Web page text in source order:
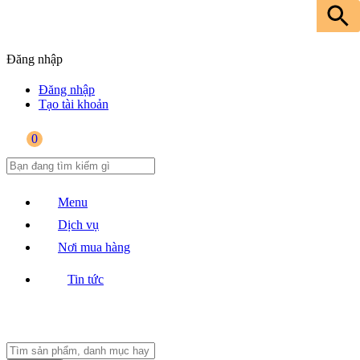
Đăng nhập
Đăng nhập
Tạo tài khoản
0
Menu
Dịch vụ
Nơi mua hàng
Tin tức